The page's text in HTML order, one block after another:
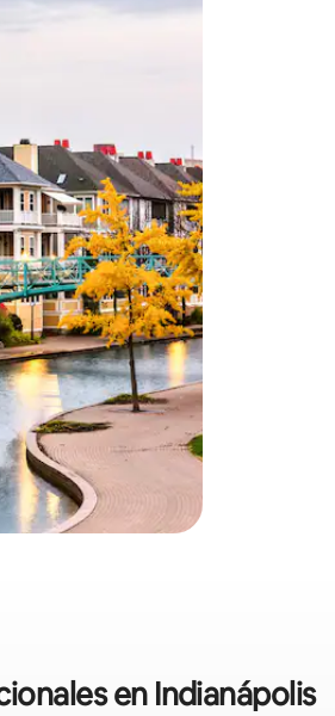
con el tacto o desliza el dedo.
en Indianápolis